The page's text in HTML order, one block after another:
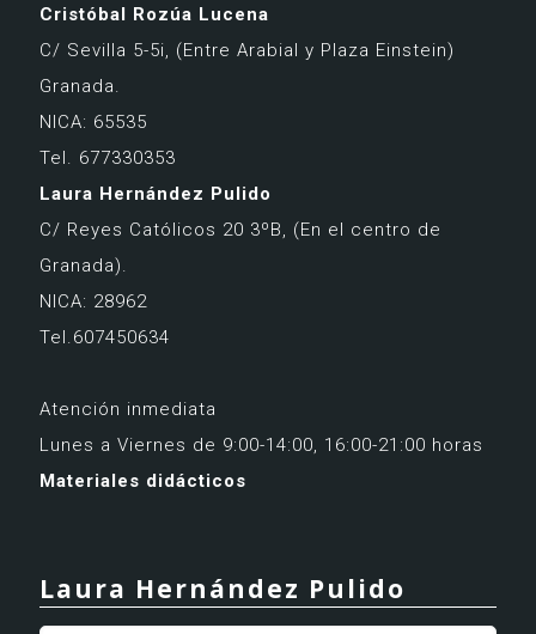
Cristóbal Rozúa Lucena
C/ Sevilla 5-5i, (Entre Arabial y Plaza Einstein)
Granada.
NICA: 65535
Tel. 677330353
Laura Hernández Pulido
C/ Reyes Católicos 20 3ºB, (En el centro de
Granada).
NICA: 28962
Tel.607450634
Atención inmediata
Lunes a Viernes de 9:00-14:00, 16:00-21:00 horas
Materiales didácticos
Laura Hernández Pulido